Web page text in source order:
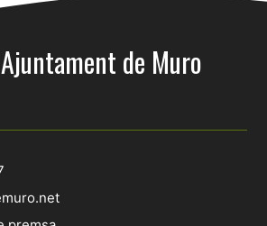
Ajuntament de Muro